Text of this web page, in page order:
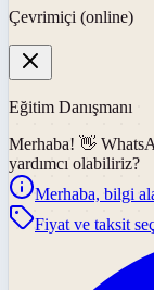
Çevrimiçi (online)
Eğitim Danışmanı
Merhaba! 👋
yardımcı olabiliriz?
Merhaba, bilgi
Fiyat ve taksit